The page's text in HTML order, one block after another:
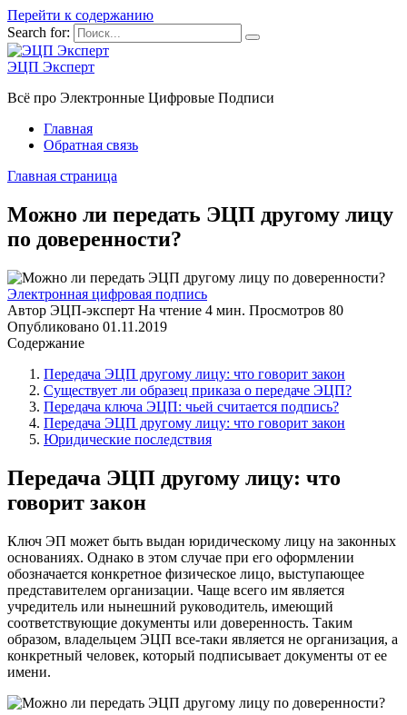
Перейти к содержанию
Search for:
ЭЦП Эксперт
Всё про Электронные Цифровые Подписи
Главная
Обратная связь
Главная страница
Можно ли передать ЭЦП другому лицу
по доверенности?
Электронная цифровая подпись
Автор ЭЦП-эксперт На чтение 4 мин. Просмотров 80
Опубликовано 01.11.2019
Содержание
Передача ЭЦП другому лицу: что говорит закон
Существует ли образец приказа о передаче ЭЦП?
Передача ключа ЭЦП: чьей считается подпись?
Передача ЭЦП другому лицу: что говорит закон
Юридические последствия
Передача ЭЦП другому лицу: что
говорит закон
Ключ ЭП может быть выдан юридическому лицу на законных
основаниях. Однако в этом случае при его оформлении
обозначается конкретное физическое лицо, выступающее
представителем организации. Чаще всего им является
учредитель или нынешний руководитель, имеющий
соответствующие документы или доверенность. Таким
образом, владельцем ЭЦП все-таки является не организация, а
конкретный человек, который подписывает документы от ее
имени.